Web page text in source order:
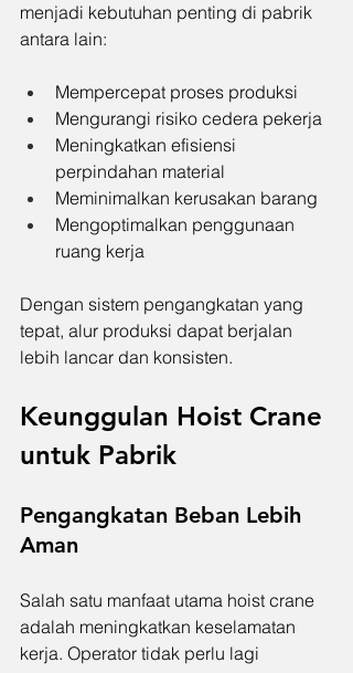
menjadi kebutuhan penting di pabrik
antara lain:
Mempercepat proses produksi
Mengurangi risiko cedera pekerja
Meningkatkan efisiensi
perpindahan material
Meminimalkan kerusakan barang
Mengoptimalkan penggunaan
ruang kerja
Dengan sistem pengangkatan yang
tepat, alur produksi dapat berjalan
lebih lancar dan konsisten.
Keunggulan Hoist Crane
untuk Pabrik
Pengangkatan Beban Lebih
Aman
Salah satu manfaat utama hoist crane
adalah meningkatkan keselamatan
kerja. Operator tidak perlu lagi